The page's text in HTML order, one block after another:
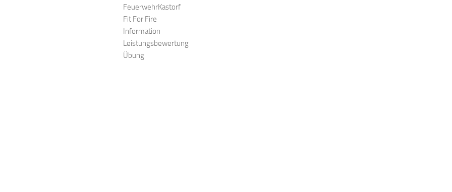
FeuerwehrKastorf
Fit For Fire
Information
Leistungsbewertung
Übung